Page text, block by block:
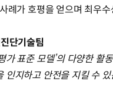
례가 호평을 얻으며 최우
단기술팀
가 표준 모델’의 다양한
인지하고 안전을 지킬 수